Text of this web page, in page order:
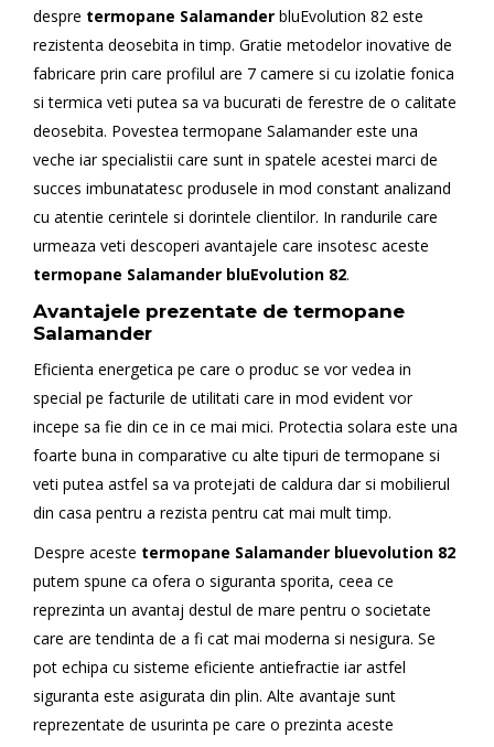
despre termopane Salamander bluEvolution 82 este
rezistenta deosebita in timp. Gratie metodelor inovative de
fabricare prin care profilul are 7 camere si cu izolatie fonica
si termica veti putea sa va bucurati de ferestre de o calitate
deosebita. Povestea termopane Salamander este una
veche iar specialistii care sunt in spatele acestei marci de
succes imbunatatesc produsele in mod constant analizand
cu atentie cerintele si dorintele clientilor. In randurile care
urmeaza veti descoperi avantajele care insotesc aceste
termopane Salamander bluEvolution 82.
Avantajele prezentate de termopane
Salamander
Eficienta energetica pe care o produc se vor vedea in
special pe facturile de utilitati care in mod evident vor
incepe sa fie din ce in ce mai mici. Protectia solara este una
foarte buna in comparative cu alte tipuri de termopane si
veti putea astfel sa va protejati de caldura dar si mobilierul
din casa pentru a rezista pentru cat mai mult timp.
Despre aceste termopane Salamander bluevolution 82
putem spune ca ofera o siguranta sporita, ceea ce
reprezinta un avantaj destul de mare pentru o societate
care are tendinta de a fi cat mai moderna si nesigura. Se
pot echipa cu sisteme eficiente antiefractie iar astfel
siguranta este asigurata din plin. Alte avantaje sunt
reprezentate de usurinta pe care o prezinta aceste